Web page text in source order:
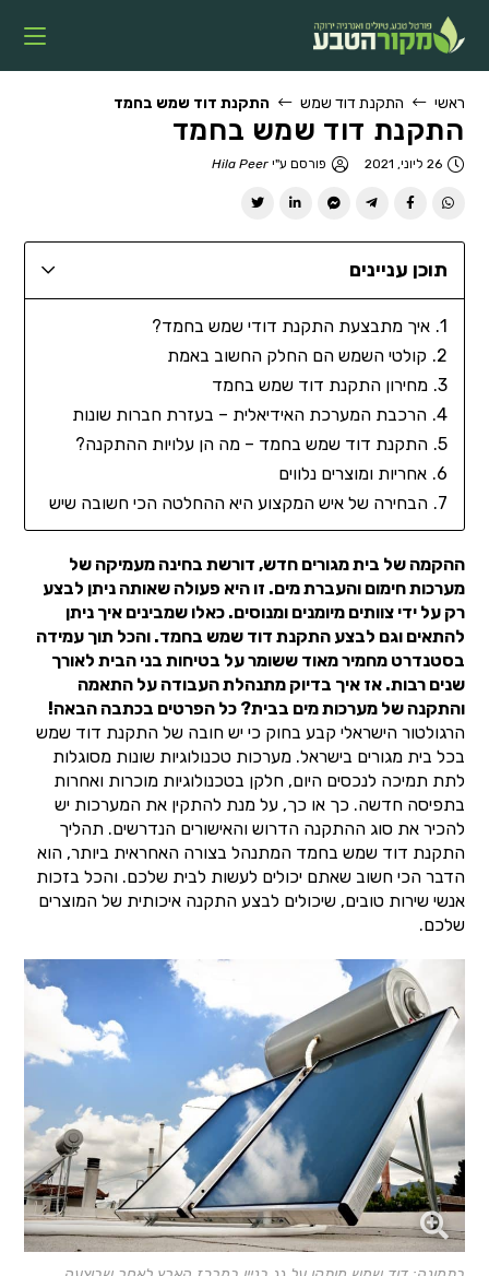
ראשי התקנת דוד שמש התקנת דוד שמש בחמד
התקנת דוד שמש בחמד
26 ליוני, 2021 פורסם ע"יHila Peer
תוכן עניינים
איך מתבצעת התקנת דודי שמש בחמד?
קולטי השמש הם החלק החשוב באמת
מחירון התקנת דוד שמש בחמד
הרכבת המערכת האידיאלית – בעזרת חברות שונות
התקנת דוד שמש בחמד – מה הן עלויות ההתקנה?
אחריות ומוצרים נלווים
הבחירה של איש המקצוע היא ההחלטה הכי חשובה שיש
ההקמה של בית מגורים חדש, דורשת בחינה מעמיקה של
מערכות חימום והעברת מים. זו היא פעולה שאותה ניתן לבצע
רק על ידי צוותים מיומנים ומנוסים. כאלו שמבינים איך ניתן
להתאים וגם לבצע התקנת דוד שמש בחמד. והכל תוך עמידה
בסטנדרט מחמיר מאוד ששומר על בטיחות בני הבית לאורך
שנים רבות. אז איך בדיוק מתנהלת העבודה על התאמה
והתקנה של מערכות מים בבית? כל הפרטים בכתבה הבאה!
הרגולטור הישראלי קבע בחוק כי יש חובה של התקנת דוד שמש
בכל בית מגורים בישראל. מערכות טכנולוגיות שונות מסוגלות
לתת תמיכה לנכסים היום, חלקן בטכנולוגיות מוכרות ואחרות
בתפיסה חדשה. כך או כך, על מנת להתקין את המערכות יש
להכיר את סוג ההתקנה הדרוש והאישורים הנדרשים. תהליך
התקנת דוד שמש בחמד המתנהל בצורה האחראית ביותר, הוא
הדבר הכי חשוב שאתם יכולים לעשות לבית שלכם. והכל בזכות
אנשי שירות טובים, שיכולים לבצע התקנה איכותית של המוצרים
שלכם.